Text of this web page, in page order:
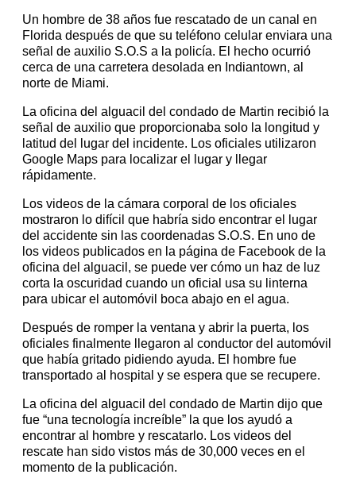
Un hombre de 38 años fue rescatado de un canal en
Florida después de que su teléfono celular enviara una
señal de auxilio S.O.S a la policía. El hecho ocurrió
cerca de una carretera desolada en Indiantown, al
norte de Miami.
La oficina del alguacil del condado de Martin recibió la
señal de auxilio que proporcionaba solo la longitud y
latitud del lugar del incidente. Los oficiales utilizaron
Google Maps para localizar el lugar y llegar
rápidamente.
Los videos de la cámara corporal de los oficiales
mostraron lo difícil que habría sido encontrar el lugar
del accidente sin las coordenadas S.O.S. En uno de
los videos publicados en la página de Facebook de la
oficina del alguacil, se puede ver cómo un haz de luz
corta la oscuridad cuando un oficial usa su linterna
para ubicar el automóvil boca abajo en el agua.
Después de romper la ventana y abrir la puerta, los
oficiales finalmente llegaron al conductor del automóvil
que había gritado pidiendo ayuda. El hombre fue
transportado al hospital y se espera que se recupere.
La oficina del alguacil del condado de Martin dijo que
fue “una tecnología increíble” la que los ayudó a
encontrar al hombre y rescatarlo. Los videos del
rescate han sido vistos más de 30,000 veces en el
momento de la publicación.